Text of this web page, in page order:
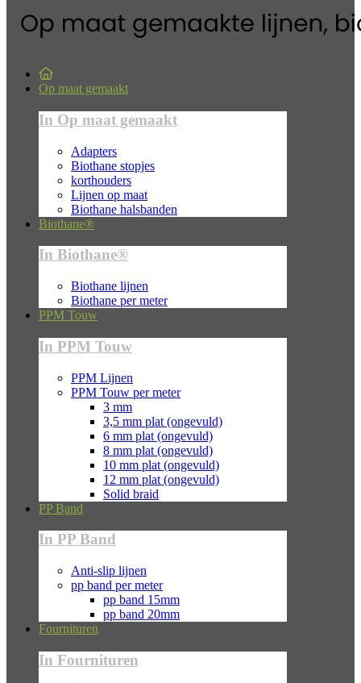
Op maat gemaakt
In Op maat gemaakt
Adapters
Biothane stopjes
korthouders
Lijnen op maat
Biothane halsbanden
Biothane®
In Biothane®
Biothane lijnen
Biothane per meter
PPM Touw
In PPM Touw
PPM Lijnen
PPM Touw per meter
3 mm
3,5 mm plat (ongevuld)
6 mm plat (ongevuld)
8 mm plat (ongevuld)
10 mm plat (ongevuld)
12 mm plat (ongevuld)
Solid braid
PP Band
In PP Band
Anti-slip lijnen
pp band per meter
pp band 15mm
pp band 20mm
Fournituren
In Fournituren